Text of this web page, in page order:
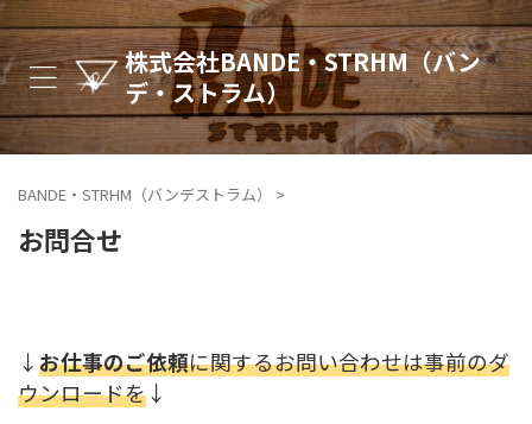
株式会社BANDE・STRHM（バン
デ・ストラム）
BANDE・STRHM（バンデストラム） >
お問合せ
↓ お仕事のご依頼に関するお問い合わせは事前のダ
ウンロードを↓